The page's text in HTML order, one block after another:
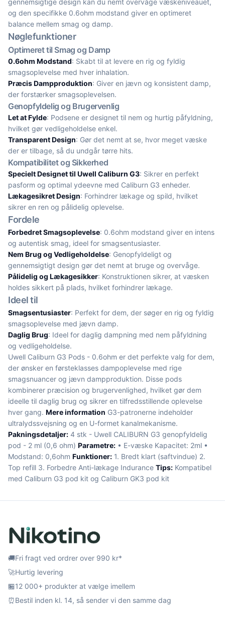
gennemsigtige design kan du nemt overvåge væskeniveauet,
og den specifikke 0.6ohm modstand giver en optimeret
balance mellem smag og damp.
Nøglefunktioner
Optimeret til Smag og Damp
0.6ohm Modstand: Skabt til at levere en rig og fyldig
smagsoplevelse med hver inhalation.
Præcis Dampproduktion: Giver en jævn og konsistent damp,
der forstærker smagsoplevelsen.
Genopfyldelig og Brugervenlig
Let at Fylde: Podsene er designet til nem og hurtig påfyldning,
hvilket gør vedligeholdelse enkel.
Transparent Design: Gør det nemt at se, hvor meget væske
der er tilbage, så du undgår tørre hits.
Kompatibilitet og Sikkerhed
Specielt Designet til Uwell Caliburn G3: Sikrer en perfekt
pasform og optimal ydeevne med Caliburn G3 enheder.
Lækagesikret Design: Forhindrer lækage og spild, hvilket
sikrer en ren og pålidelig oplevelse.
Fordele
Forbedret Smagsoplevelse: 0.6ohm modstand giver en intens
og autentisk smag, ideel for smagsentusiaster.
Nem Brug og Vedligeholdelse: Genopfyldeligt og
gennemsigtigt design gør det nemt at bruge og overvåge.
Pålidelig og Lækagesikker: Konstruktionen sikrer, at væsken
holdes sikkert på plads, hvilket forhindrer lækage.
Ideel til
Smagsentusiaster: Perfekt for dem, der søger en rig og fyldig
smagsoplevelse med jævn damp.
Daglig Brug: Ideel for daglig dampning med nem påfyldning
og vedligeholdelse.
Uwell Caliburn G3 Pods - 0.6ohm er det perfekte valg for dem,
der ønsker en førsteklasses dampoplevelse med rige
smagsnuancer og jævn dampproduktion. Disse pods
kombinerer præcision og brugervenlighed, hvilket gør dem
ideelle til daglig brug og sikrer en tilfredsstillende oplevelse
hver gang. Mere information G3-patronerne indeholder
ultralydssvejsning og en U-formet kanalmekanisme.
Pakningsdetaljer: 4 stk - Uwell CALIBURN G3 genopfyldelig
pod - 2 ml (0,6 ohm) Parametre: • E-væske Kapacitet: 2ml •
Modstand: 0,6ohm Funktioner: 1. Bredt klart (saftvindue) 2.
Top refill 3. Forbedre Anti-lækage Indurance Tips: Kompatibel
med Caliburn G3 pod kit og Caliburn GK3 pod kit
🚚Fri fragt ved ordrer over 990 kr*
🚀Hurtig levering
🏪12 000+ produkter at vælge imellem
⏰Bestil inden kl. 14, så sender vi den samme dag